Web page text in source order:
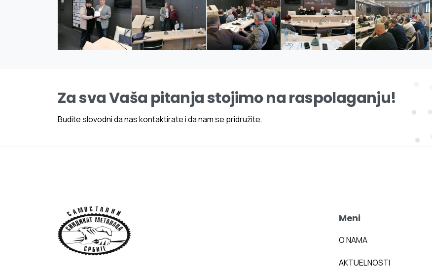
Za sva Vaša pitanja stojimo na raspolaganju!
Budite slovodni da nas kontaktirate i da nam se pridružite.
Meni
O NAMA
AKTUELNOSTI